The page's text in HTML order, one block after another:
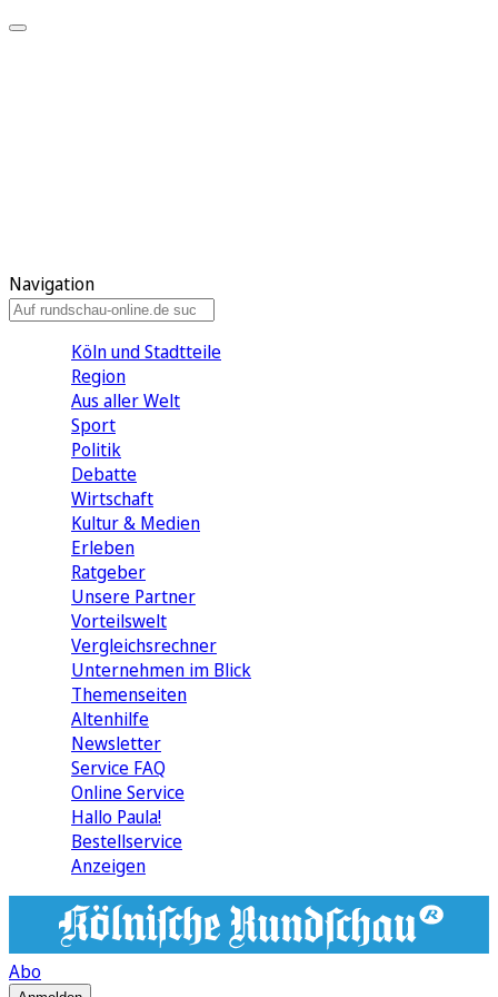
Navigation
Köln und Stadtteile
Region
Aus aller Welt
Sport
Politik
Debatte
Wirtschaft
Kultur & Medien
Erleben
Ratgeber
Unsere Partner
Vorteilswelt
Vergleichsrechner
Unternehmen im Blick
Themenseiten
Altenhilfe
Newsletter
Service FAQ
Online Service
Hallo Paula!
Bestellservice
Anzeigen
Abo